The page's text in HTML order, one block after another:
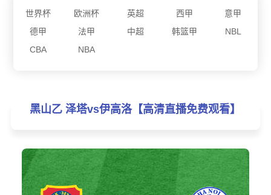
世界杯 欧洲杯 英超 西甲
意甲
德甲
法甲 中超 韩篮甲
NBL
CBA
NBA
黑山乙 泽塔vs伊高洛【高清直播免费观看】